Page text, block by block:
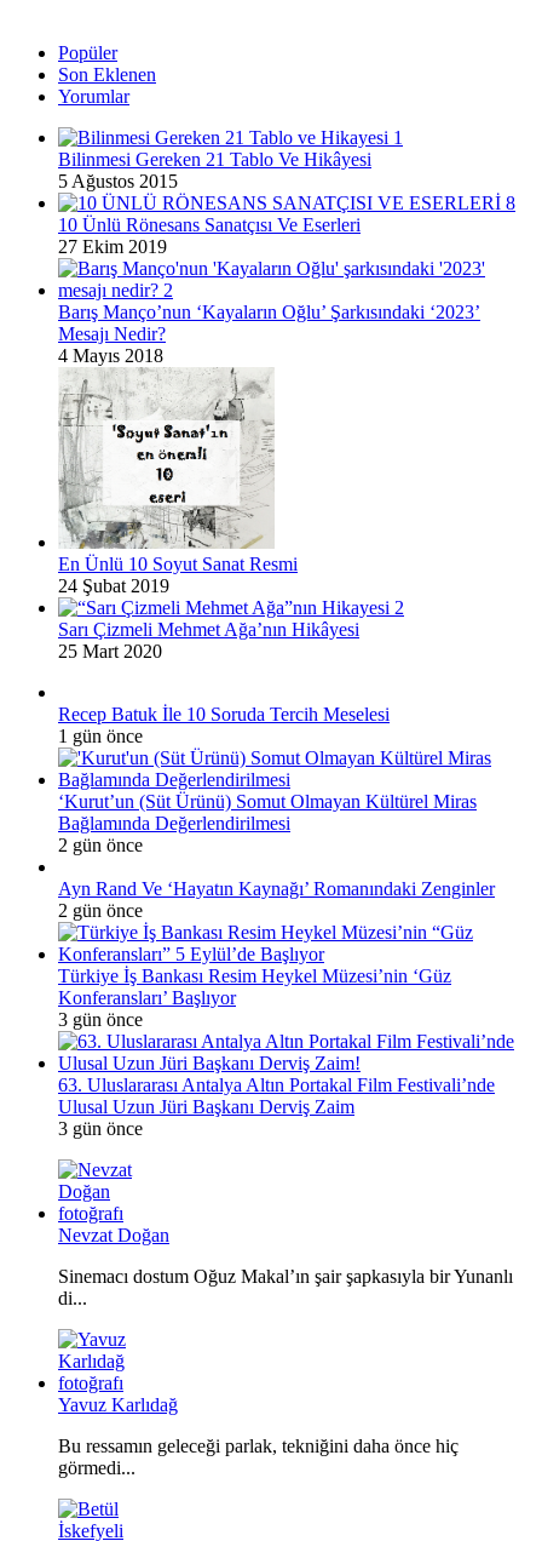
Popüler
Son Eklenen
Yorumlar
Bilinmesi Gereken 21 Tablo Ve Hikâyesi
5 Ağustos 2015
10 Ünlü Rönesans Sanatçısı Ve Eserleri
27 Ekim 2019
Barış Manço’nun ‘Kayaların Oğlu’ Şarkısındaki ‘2023’
Mesajı Nedir?
4 Mayıs 2018
En Ünlü 10 Soyut Sanat Resmi
24 Şubat 2019
Sarı Çizmeli Mehmet Ağa’nın Hikâyesi
25 Mart 2020
Recep Batuk İle 10 Soruda Tercih Meselesi
1 gün önce
‘Kurut’un (Süt Ürünü) Somut Olmayan Kültürel Miras
Bağlamında Değerlendirilmesi
2 gün önce
Ayn Rand Ve ‘Hayatın Kaynağı’ Romanındaki Zenginler
2 gün önce
Türkiye İş Bankası Resim Heykel Müzesi’nin ‘Güz
Konferansları’ Başlıyor
3 gün önce
63. Uluslararası Antalya Altın Portakal Film Festivali’nde
Ulusal Uzun Jüri Başkanı Derviş Zaim
3 gün önce
Nevzat Doğan
Sinemacı dostum Oğuz Makal’ın şair şapkasıyla bir Yunanlı
di...
Yavuz Karlıdağ
Bu ressamın geleceği parlak, tekniğini daha önce hiç
görmedi...